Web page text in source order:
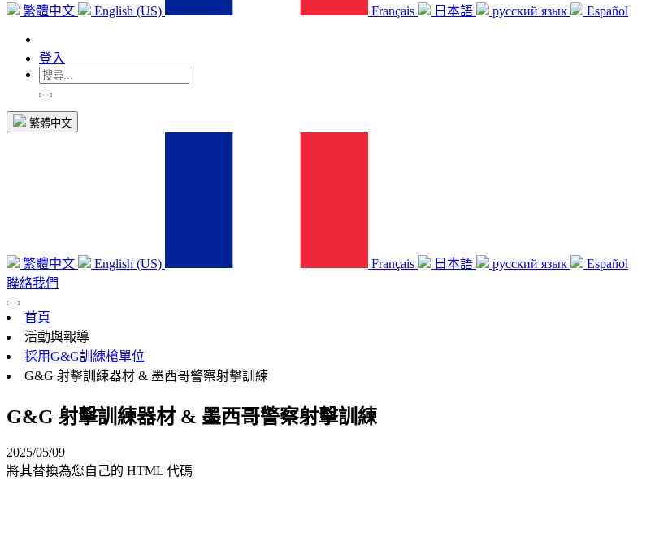
繁體中文 English (US) Français 日本語 русский язык Español
登入
繁體中文
繁體中文 English (US) Français 日本語 русский язык
Español
聯絡我們
首頁
活動與報導
採用G&G訓練槍單位
G&G 射擊訓練器材 & 墨西哥警察射擊訓練
G&G 射擊訓練器材 & 墨西哥警察射擊訓練
2025/05/09
將其替換為您自己的 HTML 代碼